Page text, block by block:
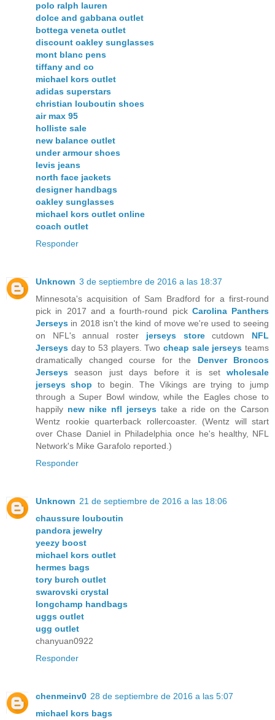
polo ralph lauren
dolce and gabbana outlet
bottega veneta outlet
discount oakley sunglasses
mont blanc pens
tiffany and co
michael kors outlet
adidas superstars
christian louboutin shoes
air max 95
holliste sale
new balance outlet
under armour shoes
levis jeans
north face jackets
designer handbags
oakley sunglasses
michael kors outlet online
coach outlet
Responder
Unknown 3 de septiembre de 2016 a las 18:37
Minnesota's acquisition of Sam Bradford for a first-round
pick in 2017 and a fourth-round pick Carolina Panthers
Jerseys in 2018 isn't the kind of move we're used to seeing
on NFL's annual roster jerseys storecutdown NFL
Jerseys day to 53 players. Two cheap sale jerseys teams
dramatically changed course for the Denver Broncos
Jerseys season just days before it is set wholesale
jerseys shop to begin. The Vikings are trying to jump
through a Super Bowl window, while the Eagles chose to
happily new nike nfl jerseys take a ride on the Carson
Wentz rookie quarterback rollercoaster. (Wentz will start
over Chase Daniel in Philadelphia once he's healthy, NFL
Network's Mike Garafolo reported.)
Responder
Unknown 21 de septiembre de 2016 a las 18:06
chaussure louboutin
pandora jewelry
yeezy boost
michael kors outlet
hermes bags
tory burch outlet
swarovski crystal
longchamp handbags
uggs outlet
ugg outlet
chanyuan0922
Responder
chenmeinv0 28 de septiembre de 2016 a las 5:07
michael kors bags